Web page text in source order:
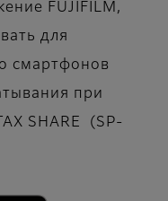
FUJIFILM,
для
смартфонов
при
SHARE (SP-